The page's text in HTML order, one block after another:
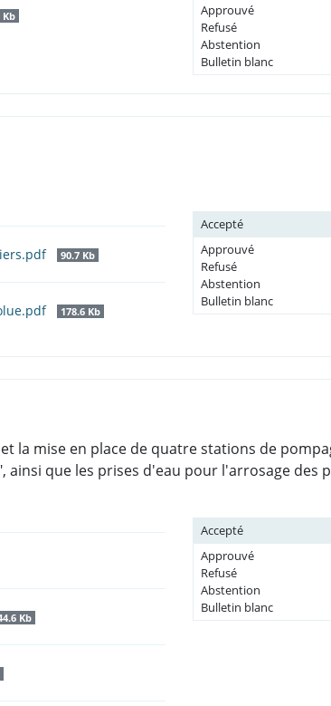
Kb
Approuvé
Refusé
Abstention
Bulletin blanc
90.7 Kb
178.6 Kb
Accepté
Approuvé
Refusé
Abstention
Bulletin blanc
la mise en place de quatre stations de
ainsi que les prises d'eau pour l'arrosage des
Kb
Accepté
Approuvé
Refusé
Abstention
Bulletin blanc